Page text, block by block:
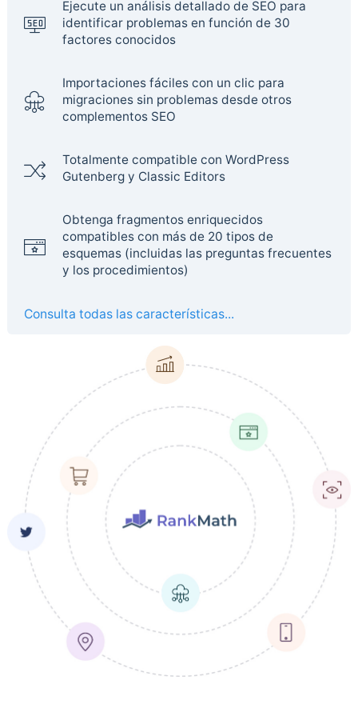
Ejecute un análisis detallado de SEO para
identificar problemas en función de 30
factores conocidos
Importaciones fáciles con un clic para
migraciones sin problemas desde otros
complementos SEO
Totalmente compatible con WordPress
Gutenberg y Classic Editors
Obtenga fragmentos enriquecidos
compatibles con más de 20 tipos de
esquemas (incluidas las preguntas frecuentes
y los procedimientos)
Consulta todas las características...